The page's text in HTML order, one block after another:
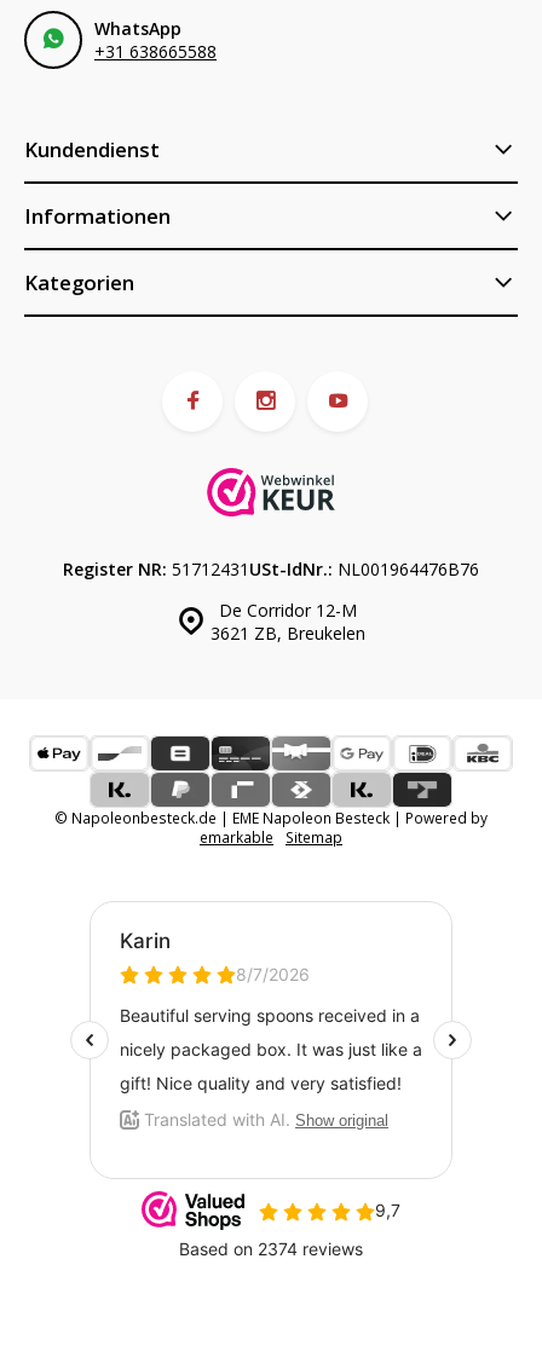
WhatsApp
+31 638665588
Kundendienst
Informationen
Kategorien
De Corridor 12-M
3621 ZB, Breukelen
Register NR: 51712431 USt-IdNr.: NL001964476B76
© Napoleonbesteck.de | EME Napoleon Besteck | Powered by
emarkable
Sitemap